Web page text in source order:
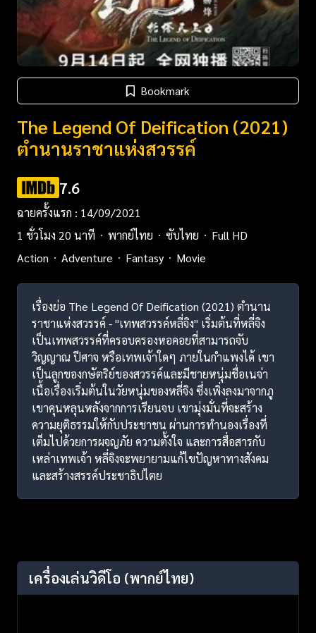
Bookmark
The Legend Of Deification (2021)
ตำนานราชาแห่งสวรรค์
7.6
ฉายครั้งแรก : 14/09/2021
1 ชั่วโมง 20 นาที
พากย์ไทย ซับไทย
Full HD
Action
Adventure Fantasy Movie
เรื่องย่อ The Legend Of Deification (2021) ตำนาน
ราชาแห่งสวรรค์ - "เทพสวรรค์หลี่จิง" เริ่มต้นที่หลี่จิง
เป็นเทพสวรรค์ที่ครอบครองหอคอยที่สามารถจับ
วิญญาณ ปีศาจ หรือเทพเจ้าใดๆ ภายในกำแพงได้ เขา
เป็นลูกของกษัตริย์ของสวรรค์และมีชายหนุ่มชื่อเนจ่า
เนื้อเรื่องเริ่มต้นในวัยหนุ่มของหลี่จิง ซึ่งเพิ่งลงมาจากภู
เขาคุนหลุนหลังจากการเรียนจบ เขามุ่งมั่นที่จะสร้าง
ความยุติธรรมให้กับประชาชน ผ่านการทำนองเรื่องที่
เต็มไปด้วยการผจญภัย ความตั้งใจ และการสื่อสารกับ
เหล่าเทพเจ้า หลี่จิงจะพยายามแก้ไขปัญหาทางสังคม
และสร้างสรรค์ประชาธิปไตย
เครื่องเล่นวิดีโอ (พากย์ไทย)